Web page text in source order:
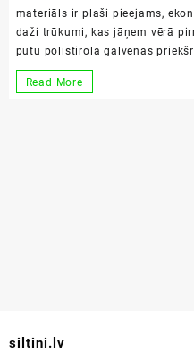
materiāls ir plaši pieejams,
daži trūkumi, kas jāņem vērā
putu polistirola galvenās
Putu
Read More
siltini.lv